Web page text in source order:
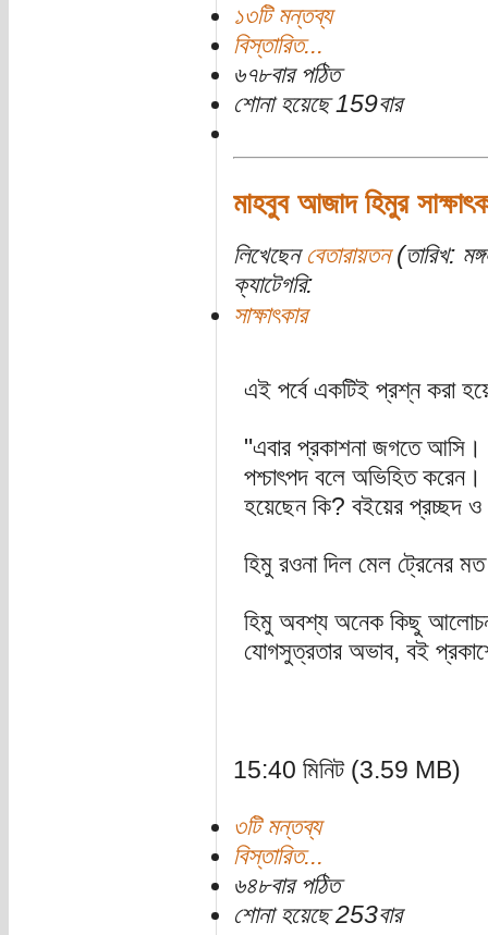
১৩টি মন্তব্য
বিস্তারিত...
৬৭৮বার পঠিত
শোনা হয়েছে 159বার
মাহবুব আজাদ হিমুর
লিখেছেন বেতারায়তন(তারিখ:
ক্যাটেগরি:
সাক্ষাৎকার
এই পর্বে একটিই প্রশ্ন করা
"এবার প্রকাশনা জগতে আসি।
পশ্চাৎপদ বলে অভিহিত
হয়েছেন কি? বইয়ের প্রচ্ছদ
হিমু রওনা দিল মেল ট্রেনের
হিমু অবশ্য অনেক কিছু
যোগসুত্রতার অভাব, বই
15:40 মিনিট (3.59 MB)
৩টি মন্তব্য
বিস্তারিত...
৬৪৮বার পঠিত
শোনা হয়েছে 253বার